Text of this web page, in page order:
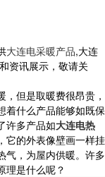
大连电采暖产品,大连
资讯展示，敬请关
但是取暖费很昂贵，
着什么产品能够如既保
许多产品如大连电热
它的外表像壁画一样挂
气，为屋内供暖。许多
理是什么呢？